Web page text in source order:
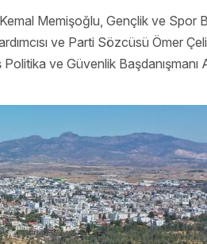
Memişoğlu, Gençlik ve Spor
ve Parti Sözcüsü Ömer
Politika ve Güvenlik Başdanışmanı